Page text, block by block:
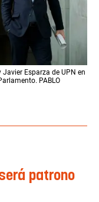
Esparza de UPN en
PABLO
patrono